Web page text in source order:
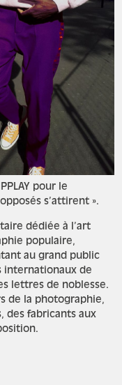
pour le
s’attirent ».
dédiée à l’art
populaire,
au grand public
internationaux de
lettres de noblesse.
de la photographie,
des fabricants aux